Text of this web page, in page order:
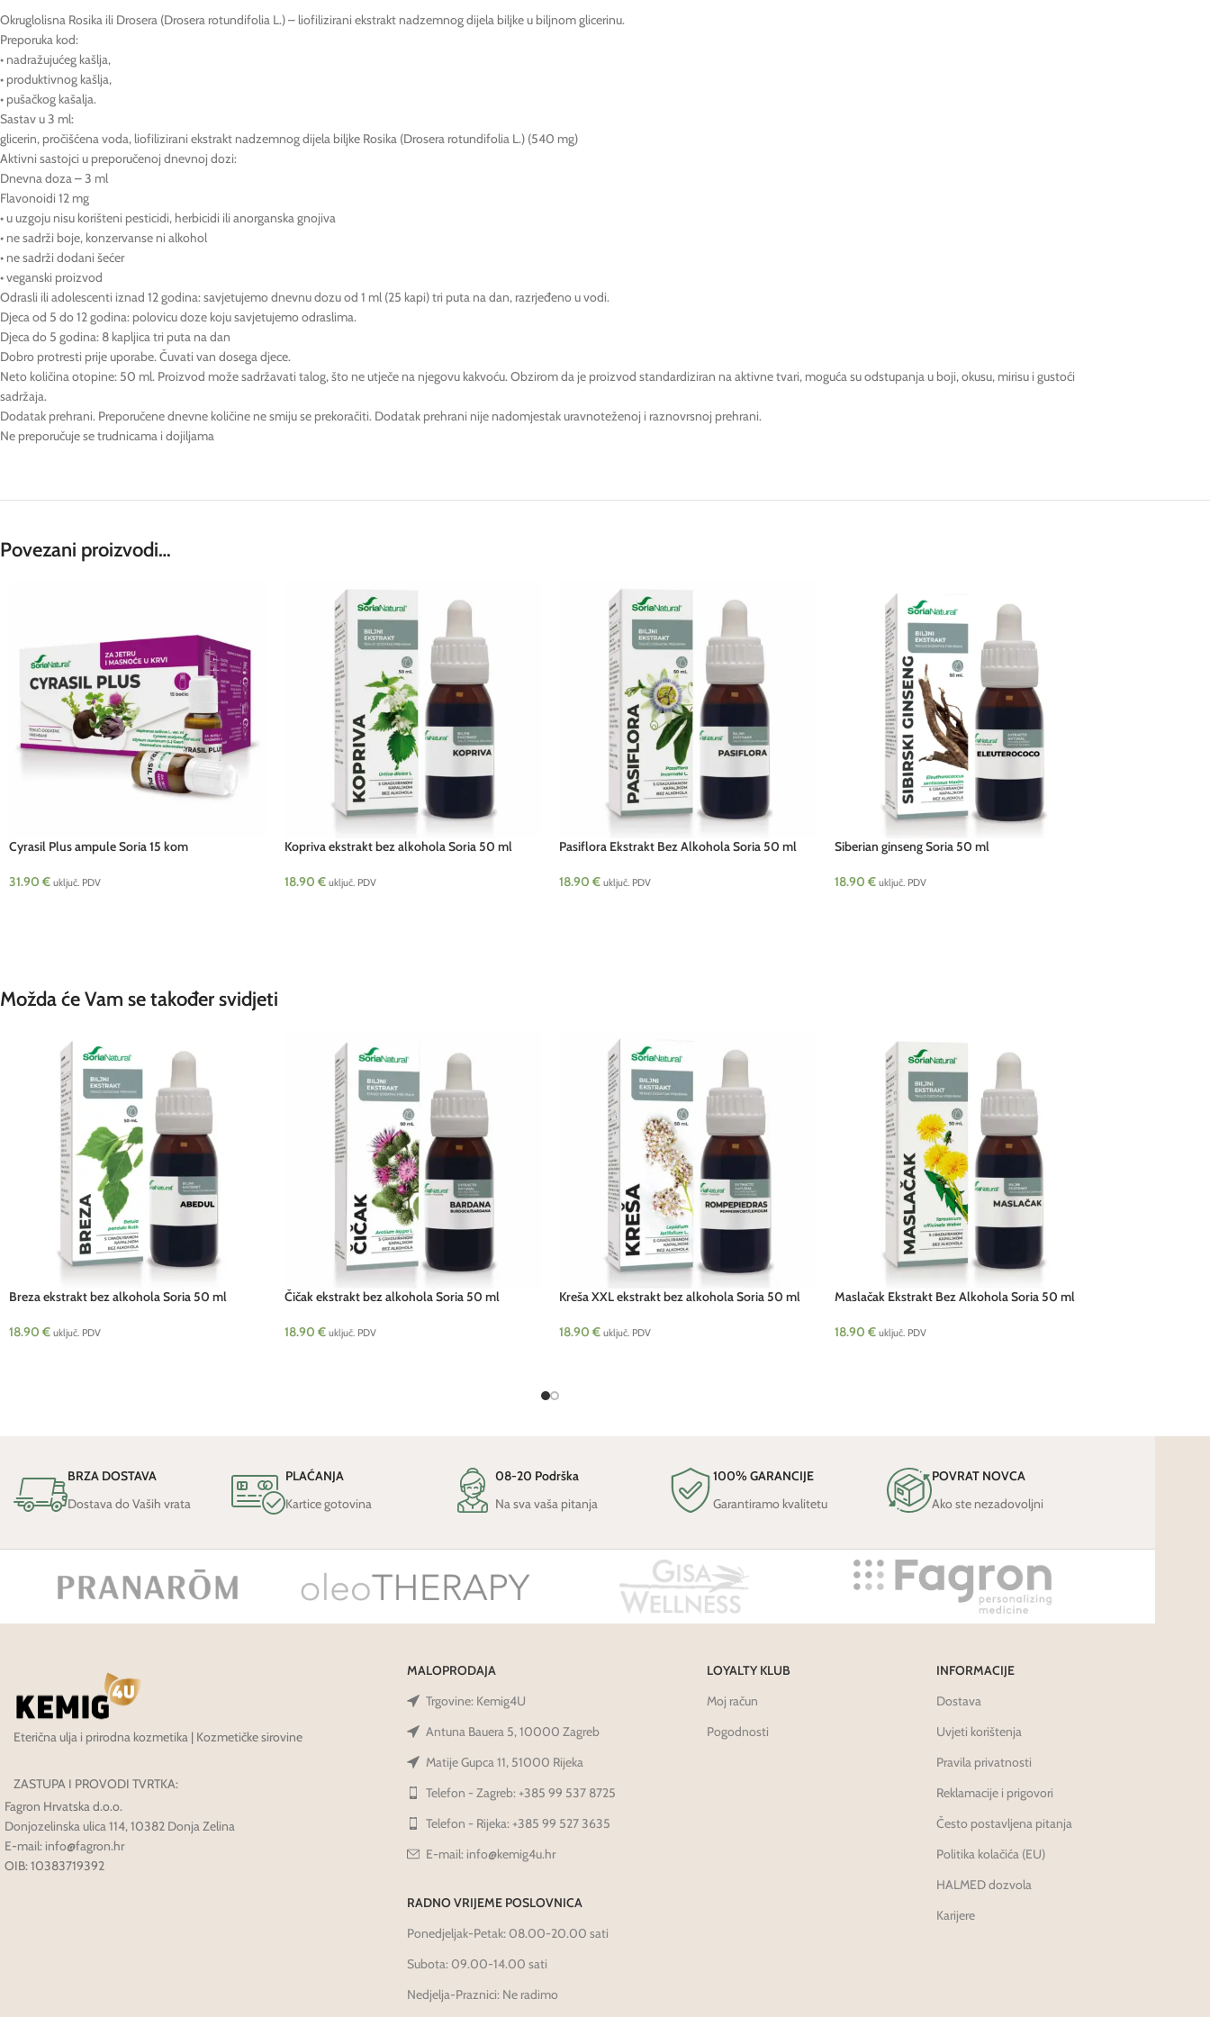
Okruglolisna Rosika ili Drosera (Drosera rotundifolia L.) – liofilizirani ekstrakt nadzemnog dijela biljke u biljnom glicerinu.
Preporuka kod:
• nadražujućeg kašlja,
• produktivnog kašlja,
• pušačkog kašalja.
Sastav u 3 ml:
glicerin, pročišćena voda, liofilizirani ekstrakt nadzemnog dijela biljke Rosika (Drosera rotundifolia L.) (540 mg)
Aktivni sastojci u preporučenoj dnevnoj dozi:
Dnevna doza – 3 ml
Flavonoidi 12 mg
• u uzgoju nisu korišteni pesticidi, herbicidi ili anorganska gnojiva
• ne sadrži boje, konzervanse ni alkohol
• ne sadrži dodani šećer
• veganski proizvod
Odrasli ili adolescenti iznad 12 godina: savjetujemo dnevnu dozu od 1 ml (25 kapi) tri puta na dan, razrjeđeno u vodi.
Djeca od 5 do 12 godina: polovicu doze koju savjetujemo odraslima.
Djeca do 5 godina: 8 kapljica tri puta na dan
Dobro protresti prije uporabe. Čuvati van dosega djece.
Neto količina otopine: 50 ml. Proizvod može sadržavati talog, što ne utječe na njegovu kakvoću. Obzirom da je proizvod standardiziran na aktivne tvari, moguća su odstupanja u boji, okusu, mirisu i gustoći
sadržaja.
Dodatak prehrani. Preporučene dnevne količine ne smiju se prekoračiti. Dodatak prehrani nije nadomjestak uravnoteženoj i raznovrsnoj prehrani.
Ne preporučuje se trudnicama i dojiljama
Povezani proizvodi…
Cyrasil Plus ampule Soria 15 kom
31.90 € uključ. PDV
Kopriva ekstrakt bez alkohola Soria 50 ml
18.90 € uključ. PDV
Pasiflora Ekstrakt Bez Alkohola Soria 50 ml
18.90 € uključ. PDV
Siberian ginseng Soria 50 ml
18.90 € uključ. PDV
Možda će Vam se također svidjeti
Breza ekstrakt bez alkohola Soria 50 ml
18.90 € uključ. PDV
Čičak ekstrakt bez alkohola Soria 50 ml
18.90 € uključ. PDV
Kreša XXL ekstrakt bez alkohola Soria 50 ml
18.90 € uključ. PDV
Maslačak Ekstrakt Bez Alkohola Soria 50 ml
18.90 € uključ. PDV
BRZA DOSTAVA
Dostava do Vaših vrata
PLAĆANJA
Kartice gotovina
08-20 Podrška
Na sva vaša pitanja
100% GARANCIJE
Garantiramo kvalitetu
POVRAT NOVCA
Ako ste nezadovoljni
Eterična ulja i prirodna kozmetika | Kozmetičke sirovine
ZASTUPA I PROVODI TVRTKA:
Fagron Hrvatska d.o.o.
Donjozelinska ulica 114, 10382 Donja Zelina
E-mail: info@fagron.hr
OIB: 10383719392
MALOPRODAJA
Trgovine: Kemig4U
Antuna Bauera 5, 10000 Zagreb
Matije Gupca 11, 51000 Rijeka
Telefon - Zagreb: +385 99 537 8725
Telefon - Rijeka: +385 99 527 3635
E-mail: info@kemig4u.hr
RADNO VRIJEME POSLOVNICA
Ponedjeljak-Petak: 08.00-20.00 sati
Subota: 09.00-14.00 sati
Nedjelja-Praznici: Ne radimo
LOYALTY KLUB
Moj račun
Pogodnosti
INFORMACIJE
Dostava
Uvjeti korištenja
Pravila privatnosti
Reklamacije i prigovori
Često postavljena pitanja
Politika kolačića (EU)
HALMED dozvola
Karijere